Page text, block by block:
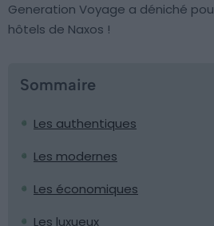
Generation Voyage a déniché
hôtels de Naxos !
Sommaire
Les authentiques
Les modernes
Les économiques
Les luxueux